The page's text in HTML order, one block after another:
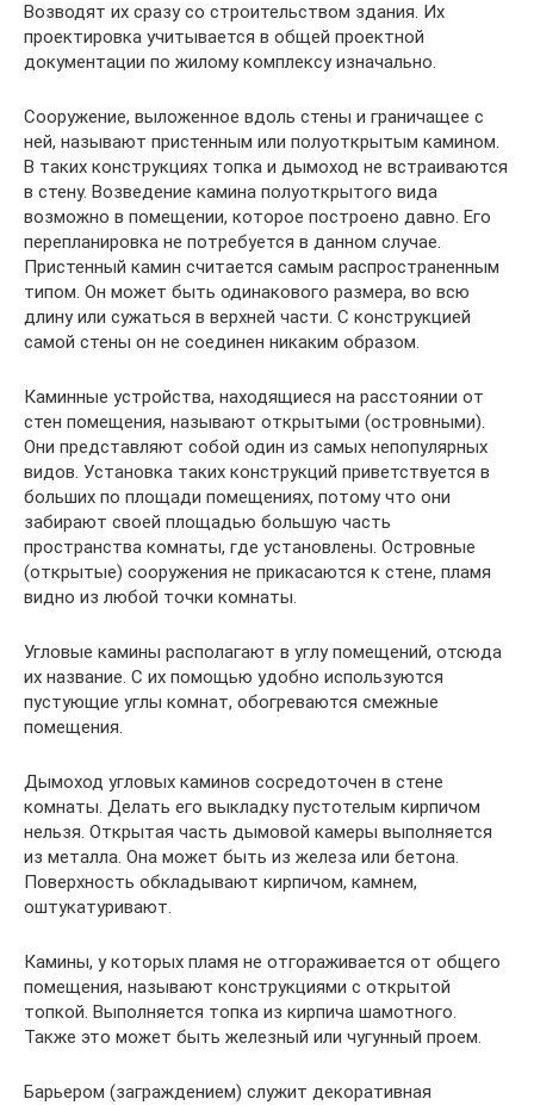
Возводят их сразу со строительством здания. Их
проектировка учитывается в общей проектной
документации по жилому комплексу изначально.
Сооружение, выложенное вдоль стены и граничащее с
ней, называют пристенным или полуоткрытым камином.
В таких конструкциях топка и дымоход не встраиваются
в стену. Возведение камина полуоткрытого вида
возможно в помещении, которое построено давно. Его
перепланировка не потребуется в данном случае.
Пристенный камин считается самым распространенным
типом. Он может быть одинакового размера, во всю
длину или сужаться в верхней части. С конструкцией
самой стены он не соединен никаким образом.
Каминные устройства, находящиеся на расстоянии от
стен помещения, называют открытыми (островными).
Они представляют собой один из самых непопулярных
видов. Установка таких конструкций приветствуется в
больших по площади помещениях, потому что они
забирают своей площадью большую часть
пространства комнаты, где установлены. Островные
(открытые) сооружения не прикасаются к стене, пламя
видно из любой точки комнаты.
Угловые камины располагают в углу помещений, отсюда
их название. С их помощью удобно используются
пустующие углы комнат, обогреваются смежные
помещения.
Дымоход угловых каминов сосредоточен в стене
комнаты. Делать его выкладку пустотелым кирпичом
нельзя. Открытая часть дымовой камеры выполняется
из металла. Она может быть из железа или бетона.
Поверхность обкладывают кирпичом, камнем,
оштукатуривают.
Камины, у которых пламя не отгораживается от общего
помещения, называют конструкциями с открытой
топкой. Выполняется топка из кирпича шамотного.
Также это может быть железный или чугунный проем.
Барьером (заграждением) служит декоративная